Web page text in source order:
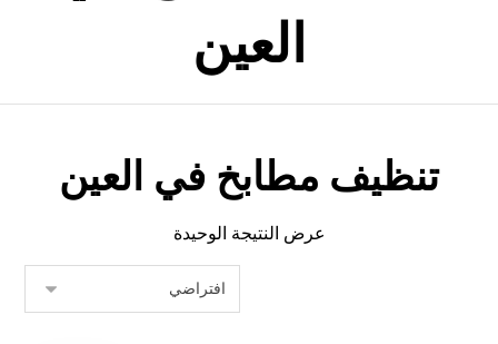
العين
تنظيف مطابخ في العين
عرض النتيجة الوحيدة